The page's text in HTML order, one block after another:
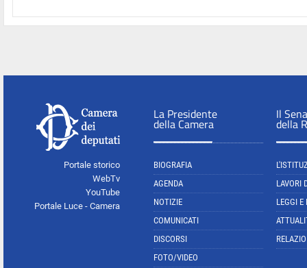
Portale storico
WebTv
YouTube
Portale Luce - Camera
La Presidente
della Camera
BIOGRAFIA
AGENDA
NOTIZIE
COMUNICATI
DISCORSI
FOTO/VIDEO
Il
della
LAVORI
LEGGI E